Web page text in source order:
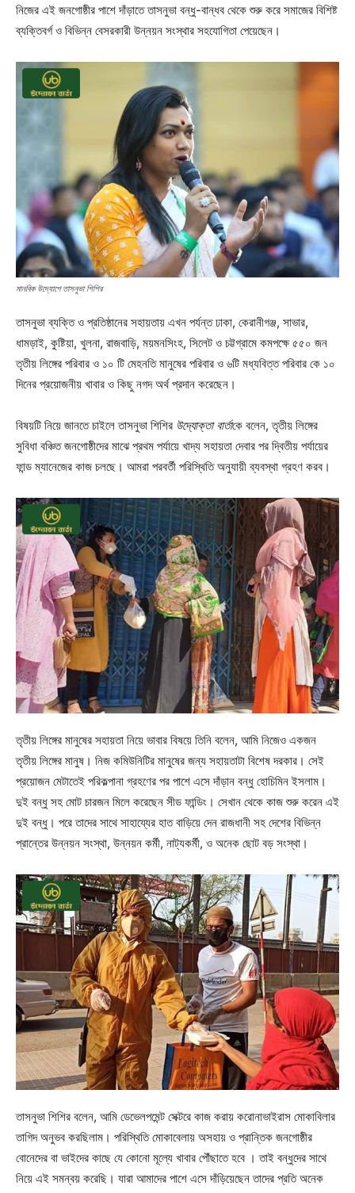
নিজের এই জনগোষ্ঠীর পাশে দাঁড়াতে তাসনুভা বন্ধু-বান্ধব থেকে শুরু করে সমাজের বিশিষ্ট
ব্যক্তিবর্গ ও বিভিন্ন বেসরকারী উন্নয়ন সংস্থার সহযোগিতা পেয়েছেন।
মানবিক উদ্যোগে তাসনুভা শিশির
তাসনুভা ব্যক্তি ও প্রতিষ্ঠানের সহায়তায় এখন পর্যন্ত ঢাকা, কেরানীগঞ্জ, সাভার,
ধামড়াই, কুষ্টিয়া, খুলনা, রাজবাড়ি, ময়মনসিংহ, সিলেট ও চট্টগ্রামে কমপক্ষে ৫৫০ জন
তৃতীয় লিঙ্গের পরিবার ও ১০ টি মেহনতি মানুষের পরিবার ও ৬টি মধ্যবিত্ত পরিবার কে ১০
দিনের প্রয়োজনীয় খাবার ও কিছু নগদ অর্থ প্রদান করেছেন।
বিষয়টি নিয়ে জানতে চাইলে তাসনুভা শিশির উদ্যোক্তা বার্তাকে বলেন, তৃতীয় লিঙ্গের
সুবিধা বঞ্চিত জনগোষ্ঠীদের মাঝে প্রথম পর্যায়ে খাদ্য সহায়তা দেবার পর দ্বিতীয় পর্যায়ের
ফান্ড ম্যানেজের কাজ চলছে। আমরা পরবর্তী পরিস্থিতি অনুযায়ী ব্যবস্থা গ্রহণ করব।
তৃতীয় লিঙ্গের মানুষের সহায়তা নিয়ে ভাবার বিষয়ে তিনি বলেন, আমি নিজেও একজন
তৃতীয় লিঙ্গের মানুষ। নিজ কমিউনিটির মানুষের জন্য সহায়তাটা বিশেষ দরকার। সেই
প্রয়োজন মেটাতেই পরিকল্পানা গ্রহণের পর পাশে এসে দাঁড়ান বন্ধু হোচিমিন ইসলাম।
দুই বন্ধু সহ মোট চারজন মিলে করেছেন সীড ফান্ডিং। সেখান থেকে কাজ শুরু করেন এই
দুই বন্ধু। পরে তাদের সাথে সাহায্যের হাত বাড়িয়ে দেন রাজধানী সহ দেশের বিভিন্ন
প্রান্তের উন্নয়ন সংস্থা, উন্নয়ন কর্মী, নাট্যকর্মী, ও অনেক ছোট বড় সংস্থা।
তাসনুভা শিশির বলেন, আমি ডেভেলপমেন্ট সেক্টরে কাজ করায় করোনাভাইরাস মোকাবিলার
তাগিদ অনুভব করছিলাম। পরিস্থিতি মোকাবেলায় অসহায় ও প্রান্তিক জনগোষ্ঠীর
বোনেদের বা ভাইদের কাছে যে কোনো মূল্যে খাবার পৌঁছাতে হবে । তাই বন্ধুদের সাথে
নিয়ে এই সমন্বয় করেছি। যারা আমাদের পাশে এসে দাঁড়িয়েছেন তাদের প্রতি অনেক